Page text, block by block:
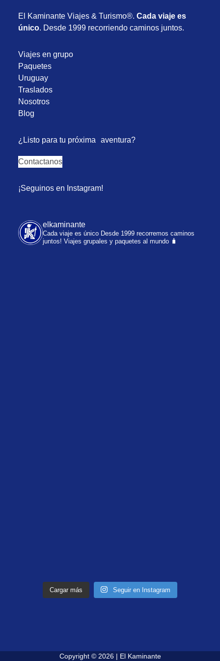
El Kaminante Viajes & Turismo®.Cada viaje es
único. Desde 1999 recorriendo caminos juntos.
Viajes en grupo
Paquetes
Uruguay
Traslados
Nosotros
Blog
¿Listo para tu próxima aventura?
Contactanos
¡Seguinos en Instagram!
elkaminante
Cada viaje es único Desde 1999 recorremos caminos
juntos! Viajes grupales y paquetes al mundo 🧳
Cargar más Seguir en Instagram
Copyright © 2026 | El Kaminante